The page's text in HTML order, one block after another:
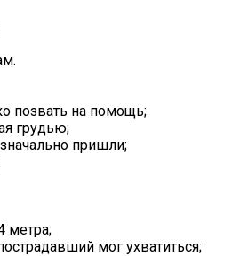
позвать на помощь;
грудью;
пришли;
метра;
мог ухватиться;